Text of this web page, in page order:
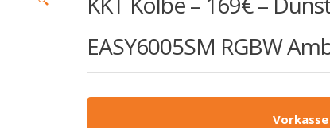
EASY6005SM RGBW